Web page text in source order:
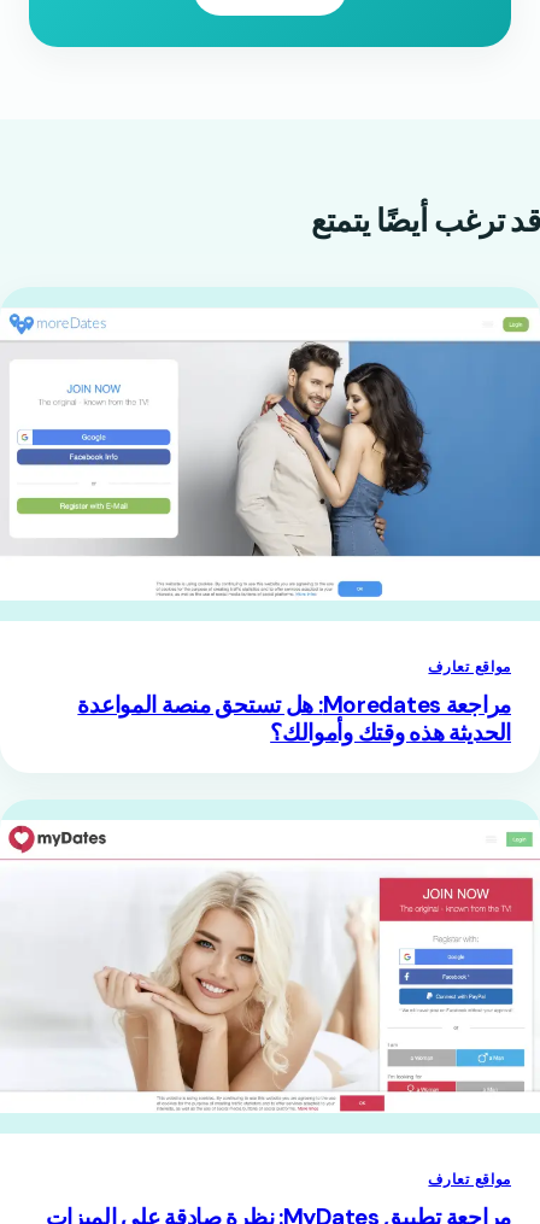
قد ترغب أيضًا يتمتع
مواقع تعارف
مراجعة Moredates: هل تستحق منصة المواعدة
الحديثة هذه وقتك وأموالك؟
مواقع تعارف
مراجعة تطبيق MyDates: نظرة صادقة على الميزات